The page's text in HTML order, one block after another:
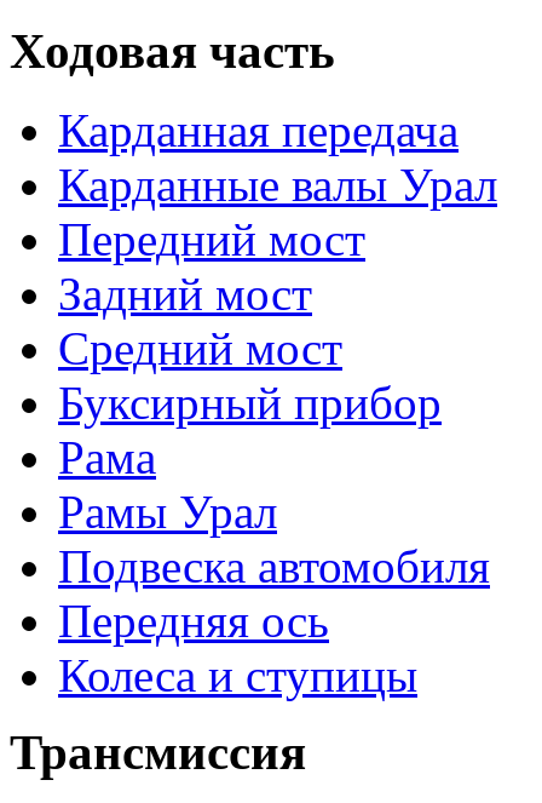
Ходовая часть
Карданная передача
Карданные валы Урал
Передний мост
Задний мост
Средний мост
Буксирный прибор
Рама
Рамы Урал
Подвеска автомобиля
Передняя ось
Колеса и ступицы
Трансмиссия